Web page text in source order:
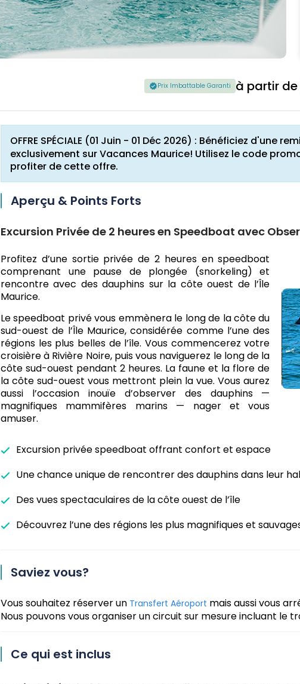
Prix Imbattable Garanti à partir de
OFFRE SPÉCIALE (01 Juin - 01 Déc 2026) : Bénéficiez d'une
exclusivement sur Vacances Maurice! Utilisez le code
profiter de cette offre.
Aperçu & Points Forts
Excursion Privée de 2 heures en Speedboat avec
Profitez d’une sortie privée de 2 heures en speedboat
comprenant une pause de plongée (snorkeling) et
rencontre avec des dauphins sur la côte ouest de l’Île
Maurice.
Le speedboat privé vous emmènera le long de la côte du
sud-ouest de l’Île Maurice, considérée comme l’une des
régions les plus belles de l’île. Vous commencerez votre
croisière à Rivière Noire, puis vous naviguerez le long de la
côte sud-ouest pendant 2 heures. La faune et la flore de
la côte sud-ouest vous mettront plein la vue. Vous aurez
aussi l’occasion inouïe d’observer des dauphins —
magnifiques mammifères marins — nager et vous
amuser.
Excursion privée speedboat offrant confort et espace
Une chance unique de rencontrer des dauphins dans leur
Des vues spectaculaires de la côte ouest de l’île
Découvrez l’une des régions les plus magnifiques et
Saviez vous?
Vous souhaitez réserver un Transfert Aéroport mais aussi vous
Nous pouvons vous organiser un circuit sur mesure incluant le
Ce qui est inclus